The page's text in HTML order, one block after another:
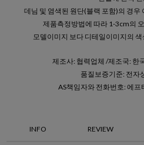
데님 및 염색된 원단(블랙 포함)의 경우
제품측정방법에 따라 1-3cm의
모델이미지 보다 디테일이미지의
제조사: 협력업체 /제조국: 한
품질보증기준: 전자
AS책임자와 전화번호: 에
INFO REVIEW